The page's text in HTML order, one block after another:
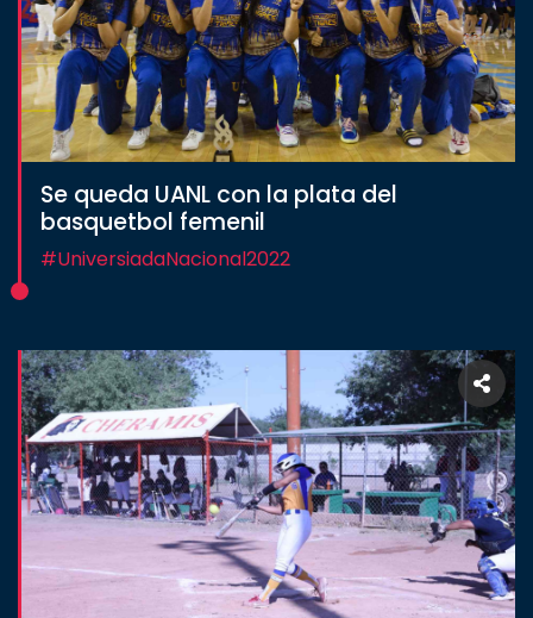
Se queda UANL con la plata del
basquetbol femenil
#UniversiadaNacional2022